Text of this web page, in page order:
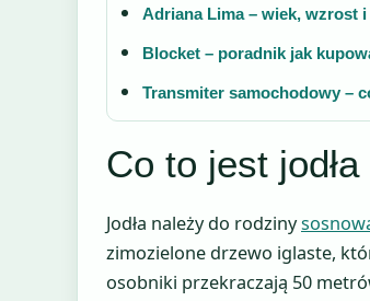
Adriana Lima – wiek, wzrost
Blocket – poradnik jak
Transmiter samochodowy –
Co to jest
Jodła należy do rodziny
zimozielone drzewo iglaste,
osobniki przekraczają 50